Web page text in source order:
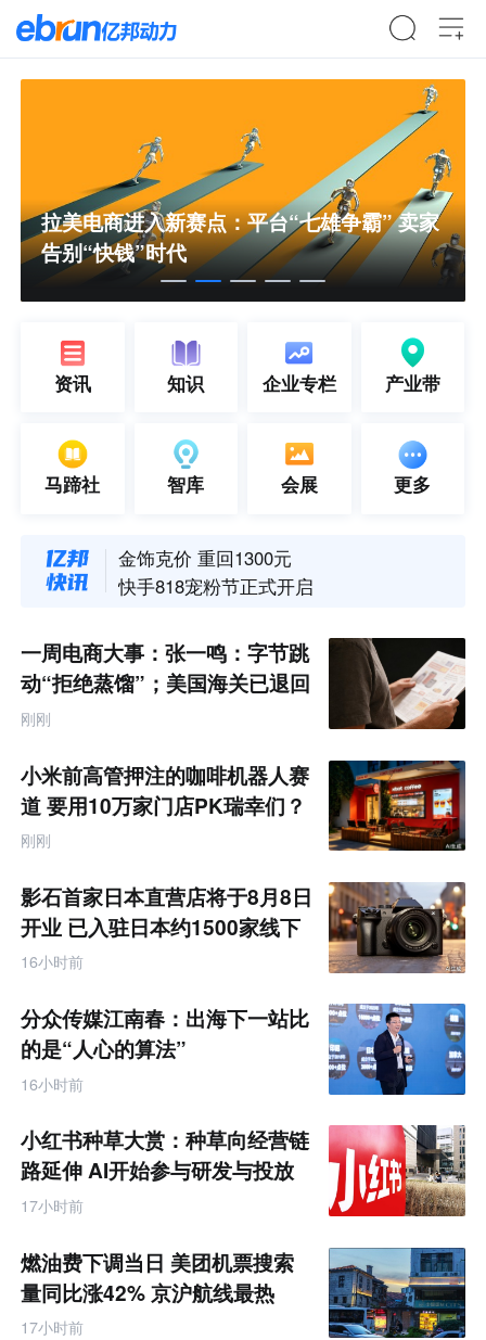
拉美电商进入新赛点：平台“七雄争霸” 卖家
告别“快钱”时代
资讯 知识 企业专栏 产业带
马蹄社 智库 会展 更多
上半年国内居民出游人次34.63亿 出游总花费3.21万亿元
北京：非京籍家庭购房社保个税缴纳年限下调为一年
亚马逊8月6日起关停社交媒体促销码功能
金饰克价 重回1300元
快手818宠粉节正式开启
朋友圈可AI帮写、点评？腾讯客服：AI功能逐步开放中
Wildberries连续两天仓库遭无人机波及
TikTok卷发头巾两周获420万播放 高价仍实现断货
上半年国内居民出游人次34.63亿 出游总花费3.21万亿元
亚马逊8月6日起关停社交媒体促销码功能
Shopee马来站10月1日起停止RIOC/ITRR手动索赔
一周电商大事：张一鸣：字节跳
动“拒绝蒸馏”；美国海关已退回
约1000亿美元关税
刚刚
小米前高管押注的咖啡机器人赛
道 要用10万家门店PK瑞幸们？
刚刚
影石首家日本直营店将于8月8日
开业 已入驻日本约1500家线下
零售渠道
16小时前
分众传媒江南春：出海下一站比
的是“人心的算法”
16小时前
小红书种草大赏：种草向经营链
路延伸 AI开始参与研发与投放
决策
17小时前
燃油费下调当日 美团机票搜索
量同比涨42% 京沪航线最热
17小时前